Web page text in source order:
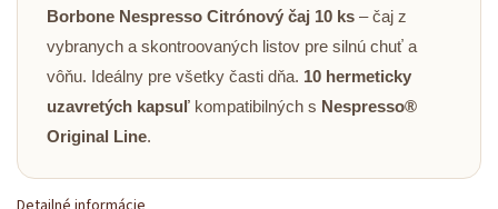
Borbone Nespresso Citrónový čaj 10 ks – čaj z
vybranych a skontroovaných listov pre silnú chuť a
vôňu. Ideálny pre všetky časti dňa. 10 hermeticky
uzavretých kapsuľ kompatibilných s Nespresso®
Original Line.